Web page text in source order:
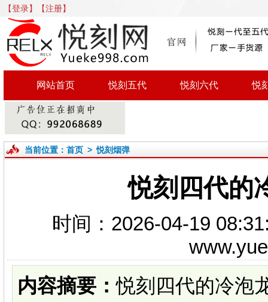
【登录】 【注册】
网站首页 悦刻五代 悦刻六代 悦
当前位置： 首页>悦刻烟弹
悦刻四代的
时间：2026-04-19
内容摘要：悦刻四代的冷泡